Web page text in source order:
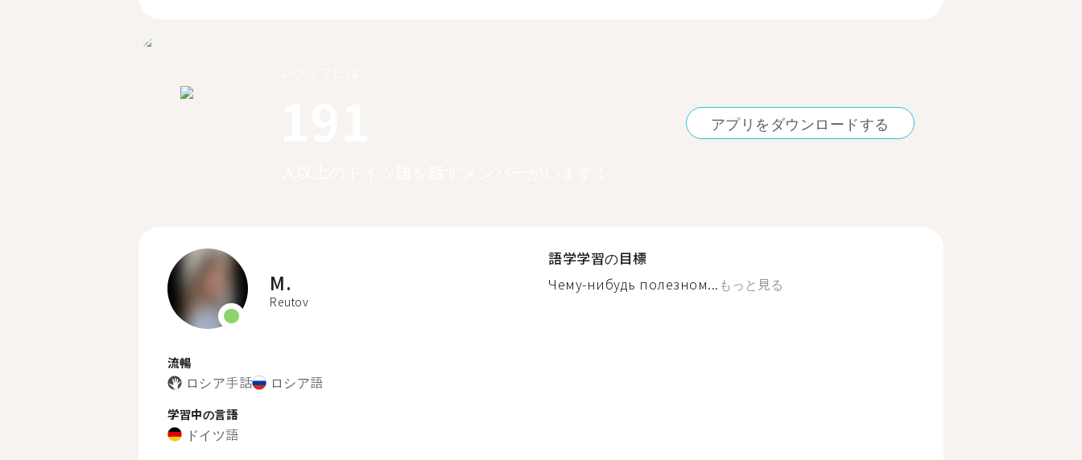
アプリをダウンロードする
M.
Reutov
流暢
ロシア手話 ロシア語
学習中の言語
ドイツ語
語学学習の目標
Чему-нибудь полезном... もっと見る